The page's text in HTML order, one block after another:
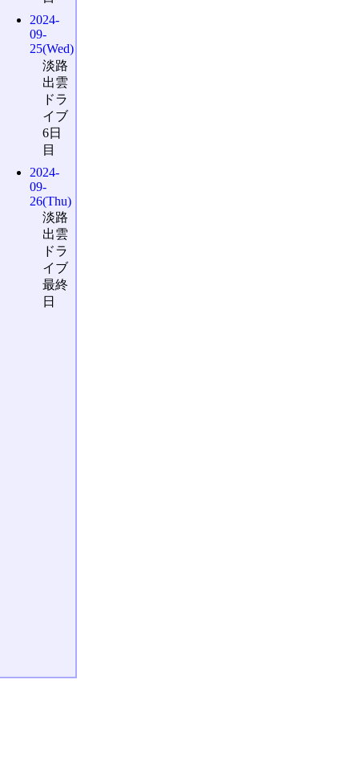
2024-
09-
25(Wed)
淡路
出雲
ドラ
イブ
6日
目
2024-
09-
26(Thu)
淡路
出雲
ドラ
イブ
最終
日